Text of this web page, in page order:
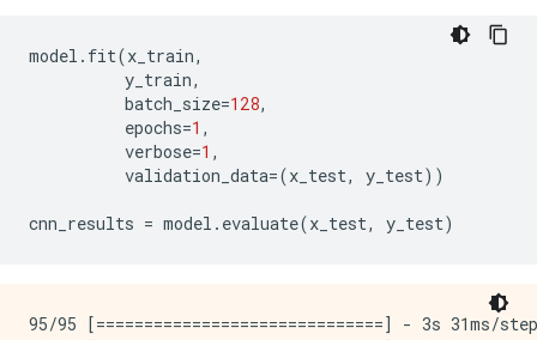
dense (Dense)               (None, 128)
dropout_1 (Dropout)         (None, 128)
dense_1 (Dense)             (None, 1)
Trainable params: 1,198,721
model . fit(x_train,
y_train,
batch_size=128,
epochs=1 ,
verbose=1 ,
validation_data=(x_test, y_test))
cnn_results = model . evaluate(x_test, y_test)
95/95 [==============================] - 3s